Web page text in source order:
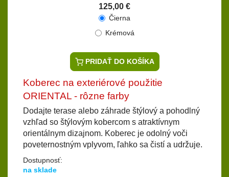
125,00 €
Čierna
Krémová
PRIDAŤ DO KOŠÍKA
Koberec na exteriérové použitie
ORIENTAL - rôzne farby
Dodajte terase alebo záhrade štýlový a pohodlný
vzhľad so štýlovým kobercom s atraktívnym
orientálnym dizajnom. Koberec je odolný voči
poveternostným vplyvom, ľahko sa čistí a udržuje.
Dostupnosť:
na sklade